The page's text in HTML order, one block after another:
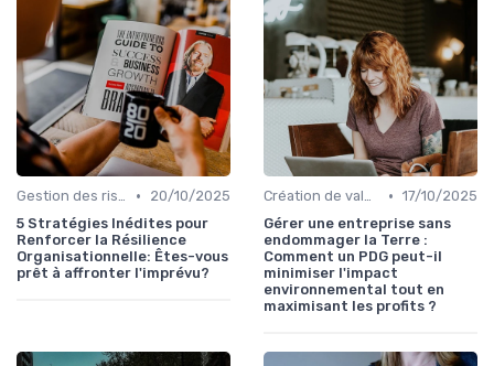
Gestion des risques & résilience •
20/10/2025
5 Stratégies Inédites pour
Renforcer la Résilience
Organisationnelle: Êtes-vous
prêt à affronter l'imprévu?
Création de valeur durable • 17/10/2025
Gérer une entreprise sans
endommager la Terre :
Comment un PDG peut-il
minimiser l'impact
environnemental tout en
maximisant les profits ?